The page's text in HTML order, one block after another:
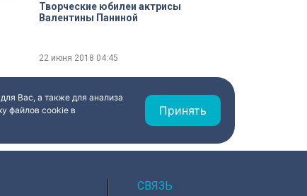
Творческие юбилеи актрисы
Валентины Паниной
22 июня 2018 04:45
Вас, а также для анализа
файлов cookie в
Принять
СВЯЗЬ